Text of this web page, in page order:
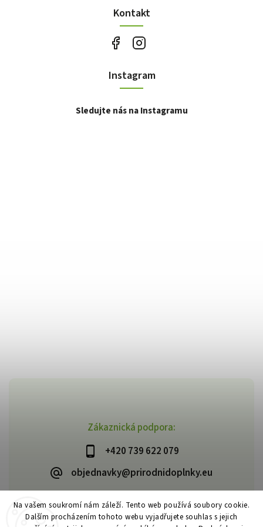
Na vašem soukromí nám záleží. Tento web používá soubory cookie.
Dalším procházením tohoto webu vyjadřujete souhlas s jejich
Zákaznická podpora:
+420 739 622 079
objednavky@prirodnidoplnky.eu
Kontakt
Instagram
Sledujte nás na Instagramu